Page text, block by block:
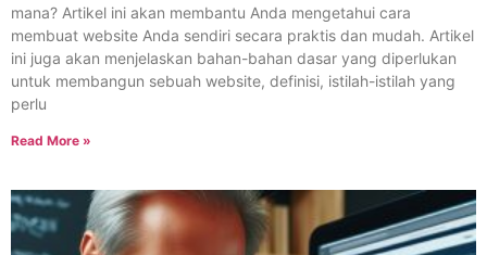
mana? Artikel ini akan membantu Anda mengetahui cara
membuat website Anda sendiri secara praktis dan mudah. Artikel
ini juga akan menjelaskan bahan-bahan dasar yang diperlukan
untuk membangun sebuah website, definisi, istilah-istilah yang
perlu
Read More »